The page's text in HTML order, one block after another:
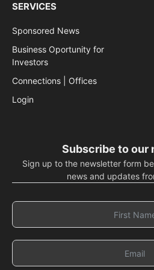
SERVICES
Sponsored News
Business Oportunity for
Investors
Connections | Offices
Login
Subscribe to our
Sign up to the newsletter form
news and updates